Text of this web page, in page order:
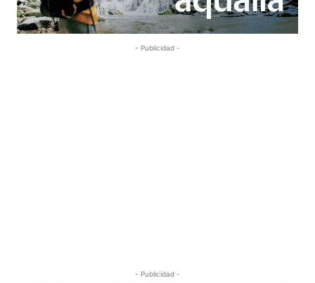
- Publicidad -
- Publicidad -